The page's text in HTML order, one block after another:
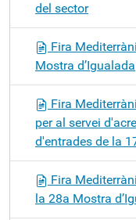
del sector
Fira
Mostra d’Igualada
Fira
per al servei
d'entrades de la
Fira
la 28a Mostra